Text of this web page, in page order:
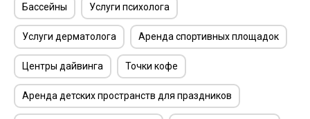
Бассейны Услуги психолога
Услуги дерматолога Аренда спортивных площадок
Центры дайвинга Точки кофе
Аренда детских пространств для праздников